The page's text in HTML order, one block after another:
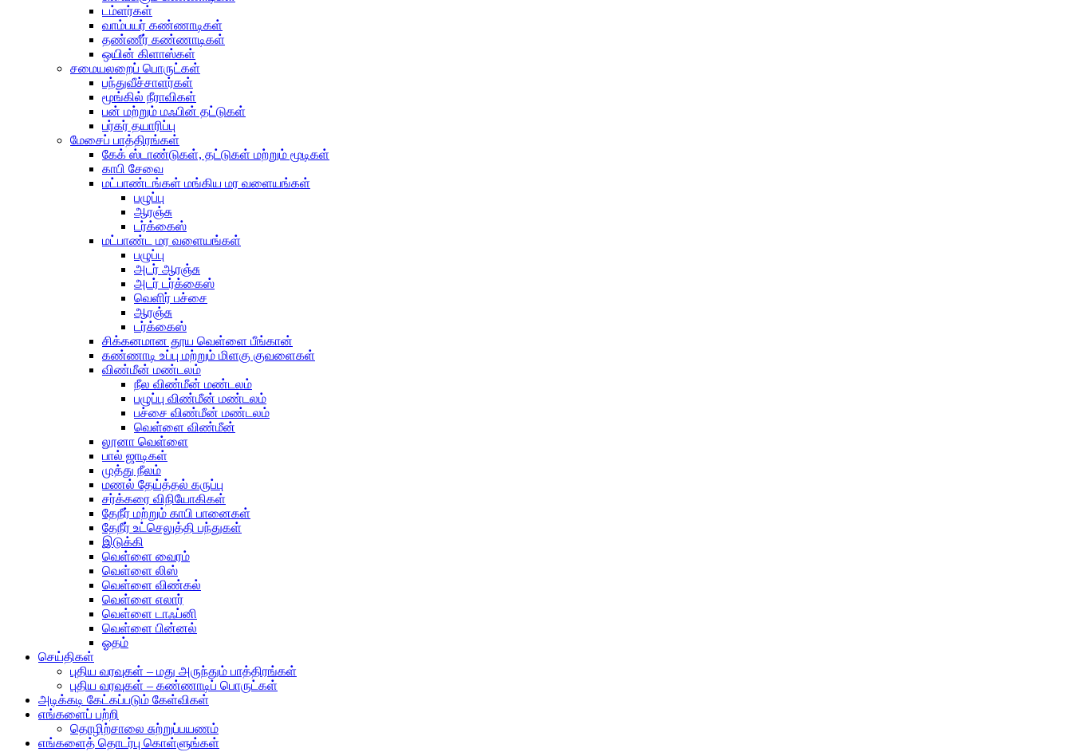
டம்ளர்கள்
வாம்பயர் கண்ணாடிகள்
தண்ணீர் கண்ணாடிகள்
ஒயின் கிளாஸ்கள்
சமையலறைப் பொருட்கள்
பந்துவீச்சாளர்கள்
மூங்கில் நீராவிகள்
பன் மற்றும் மஃபின் தட்டுகள்
பர்கர் தயாரிப்பு
மேசைப் பாத்திரங்கள்
கேக் ஸ்டாண்டுகள், தட்டுகள் மற்றும் மூடிகள்
காபி சேவை
மட்பாண்டங்கள் மங்கிய மர வளையங்கள்
பழுப்பு
ஆரஞ்சு
டர்க்கைஸ்
மட்பாண்ட மர வளையங்கள்
பழுப்பு
அடர் ஆரஞ்சு
அடர் டர்க்கைஸ்
வெளிர் பச்சை
ஆரஞ்சு
டர்க்கைஸ்
சிக்கனமான தூய வெள்ளை பீங்கான்
கண்ணாடி உப்பு மற்றும் மிளகு குவளைகள்
விண்மீன் மண்டலம்
நீல விண்மீன் மண்டலம்
பழுப்பு விண்மீன் மண்டலம்
பச்சை விண்மீன் மண்டலம்
வெள்ளை விண்மீன்
லூனா வெள்ளை
பால் ஜாடிகள்
முத்து நீலம்
மணல் தேய்த்தல் கருப்பு
சர்க்கரை விநியோகிகள்
தேநீர் மற்றும் காபி பானைகள்
தேநீர் உட்செலுத்தி பந்துகள்
இடுக்கி
வெள்ளை வைரம்
வெள்ளை லிஸ்
வெள்ளை விண்கல்
வெள்ளை எலார்
வெள்ளை டாஃப்னி
வெள்ளை பின்னல்
ஓதம்
செய்திகள்
புதிய வரவுகள் – மது அருந்தும் பாத்திரங்கள்
புதிய வரவுகள் – கண்ணாடிப் பொருட்கள்
அடிக்கடி கேட்கப்படும் கேள்விகள்
எங்களைப் பற்றி
தொழிற்சாலை சுற்றுப்பயணம்
எங்களைத் தொடர்பு கொள்ளுங்கள்